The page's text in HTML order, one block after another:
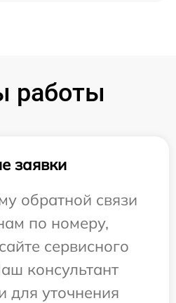
работы
заявки
обратной связи
по номеру,
сервисного
консультант
для уточнения